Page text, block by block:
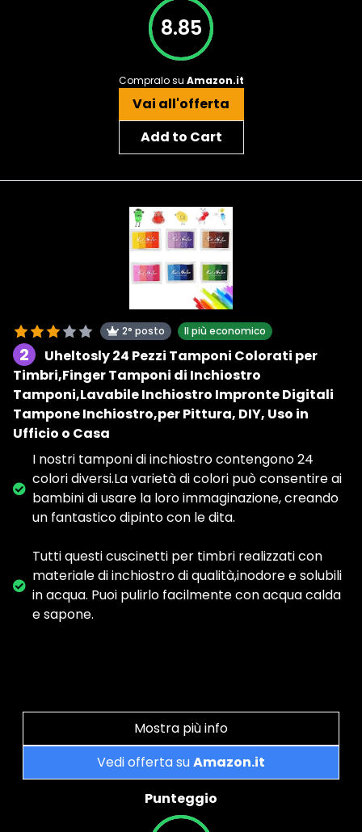
8.85
Compralo su Amazon.it
Vai all'offerta
Add to Cart
2° posto Il più economico
2
Uheltosly 24 Pezzi Tamponi Colorati per
Timbri,Finger Tamponi di Inchiostro
Tamponi,Lavabile Inchiostro Impronte Digitali
Tampone Inchiostro,per Pittura, DIY, Uso in
Ufficio o Casa
I nostri tamponi di inchiostro contengono 24
colori diversi.La varietà di colori può consentire ai
bambini di usare la loro immaginazione, creando
un fantastico dipinto con le dita.
Tutti questi cuscinetti per timbri realizzati con
materiale di inchiostro di qualità,inodore e solubili
in acqua. Puoi pulirlo facilmente con acqua calda
e sapone.
Mostra più info
Vedi offerta suAmazon.it
Punteggio